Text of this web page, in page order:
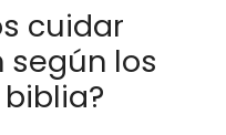
cuidar
según los